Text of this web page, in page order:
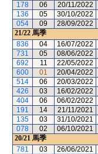
178
06 20/11/2022
136
05 30/10/2022
054
09 28/09/2022
21/22 馬季
836
04 16/07/2022
731
05 08/06/2022
692
11 22/05/2022
600
01 20/04/2022
514
06 20/03/2022
426
03 16/02/2022
404
06 06/02/2022
191
14 21/11/2021
135
03 31/10/2021
078
02 06/10/2021
20/21 馬季
781
03 26/06/2021